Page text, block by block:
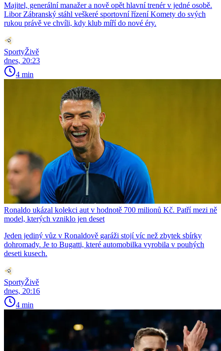
Majitel, generální manažer a nově opět hlavní trenér v jedné osobě.
Libor Zábranský stáhl veškeré sportovní řízení Komety do svých
rukou právě ve chvíli, kdy klub míří do nové éry.
SportyŽivě
dnes, 20:23
4 min
Ronaldo ukázal kolekci aut v hodnotě 700 milionů Kč. Patří mezi ně
model, kterých vzniklo jen deset
Jeden jediný vůz v Ronaldově garáži stojí víc než zbytek sbírky
dohromady. Je to Bugatti, které automobilka vyrobila v pouhých
deseti kusech.
SportyŽivě
dnes, 20:16
4 min